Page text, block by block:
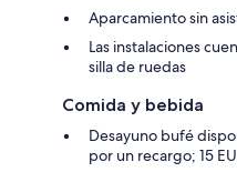
Aparcamiento sin
Las instalaciones
silla de ruedas
Comida y bebida
Desayuno bufé
por un recargo; 15